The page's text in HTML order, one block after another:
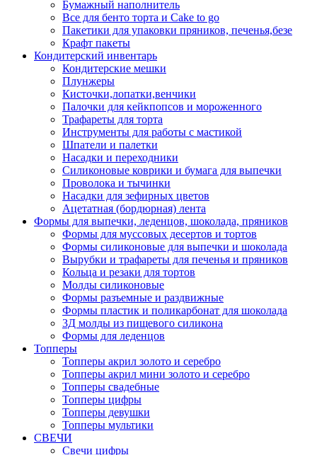
Бумажный наполнитель
Все для бенто торта и Cake to go
Пакетики для упаковки пряников, печенья,безе
Крафт пакеты
Кондитерский инвентарь
Кондитерские мешки
Плунжеры
Кисточки,лопатки,венчики
Палочки для кейкпопсов и мороженного
Трафареты для торта
Инструменты для работы с мастикой
Шпатели и палетки
Насадки и переходники
Силиконовые коврики и бумага для выпечки
Проволока и тычинки
Насадки для зефирных цветов
Ацетатная (бордюрная) лента
Формы для выпечки, леденцов, шоколада, пряников
Формы для муссовых десертов и тортов
Формы силиконовые для выпечки и шоколада
Вырубки и трафареты для печенья и пряников
Кольца и резаки для тортов
Молды силиконовые
Формы разъемные и раздвижные
Формы пластик и поликарбонат для шоколада
3Д молды из пищевого силикона
Формы для леденцов
Топперы
Топперы акрил золото и серебро
Топперы акрил мини золото и серебро
Топперы свадебные
Топперы цифры
Топперы девушки
Топперы мультики
СВЕЧИ
Свечи цифры